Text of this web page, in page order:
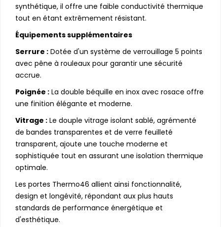
synthétique, il offre une faible conductivité thermique
tout en étant extrêmement résistant.
Équipements supplémentaires
Serrure : Dotée d'un système de verrouillage 5 points
avec pêne à rouleaux pour garantir une sécurité
accrue.
Poignée : La double béquille en inox avec rosace offre
une finition élégante et moderne.
Vitrage : Le douple vitrage isolant sablé, agrémenté
de bandes transparentes et de verre feuilleté
transparent, ajoute une touche moderne et
sophistiquée tout en assurant une isolation thermique
optimale.
Les portes Thermo46 allient ainsi fonctionnalité,
design et longévité, répondant aux plus hauts
standards de performance énergétique et
d'esthétique.